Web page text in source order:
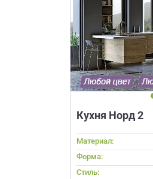
Кухня Норд 2
Материал:
Форма:
Стиль: